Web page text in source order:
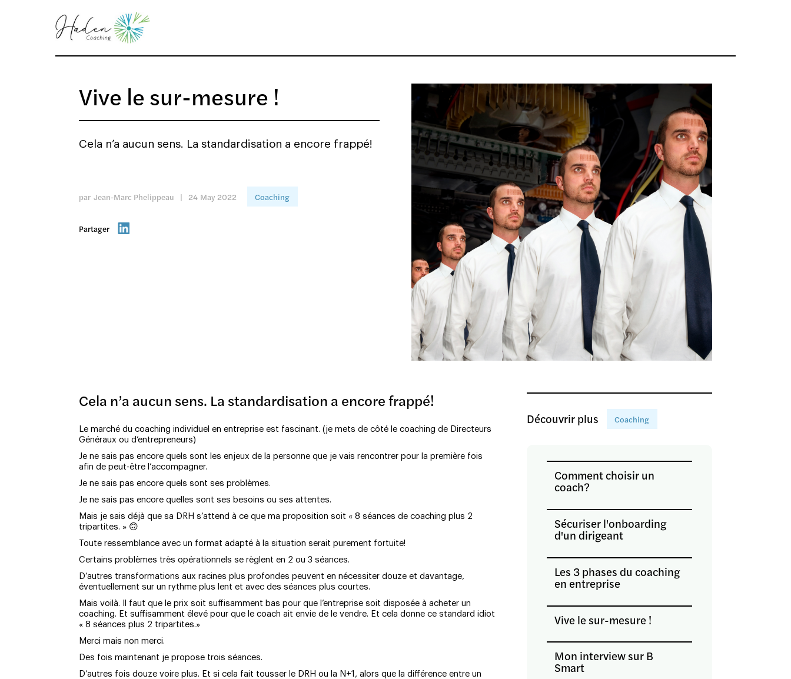
Vive le sur-mesure !
Cela n’a aucun sens. La standardisation a encore frappé!
par Jean-Marc Phelippeau | 24 May 2022 Coaching
Partager
Cela n’a aucun sens. La standardisation a encore frappé!
Le marché du coaching individuel en entreprise est fascinant. (je mets de côté le coaching de Directeurs
Généraux ou d’entrepreneurs)
Je ne sais pas encore quels sont les enjeux de la personne que je vais rencontrer pour la première fois
afin de peut-être l’accompagner.
Je ne sais pas encore quels sont ses problèmes.
Je ne sais pas encore quelles sont ses besoins ou ses attentes.
Mais je sais déjà que sa DRH s’attend à ce que ma proposition soit « 8 séances de coaching plus 2
tripartites. » 🙃
Toute ressemblance avec un format adapté à la situation serait purement fortuite!
Certains problèmes très opérationnels se règlent en 2 ou 3 séances.
D’autres transformations aux racines plus profondes peuvent en nécessiter douze et davantage,
éventuellement sur un rythme plus lent et avec des séances plus courtes.
Mais voilà. Il faut que le prix soit suffisamment bas pour que l’entreprise soit disposée à acheter un
coaching. Et suffisamment élevé pour que le coach ait envie de le vendre. Et cela donne ce standard idiot
« 8 séances plus 2 tripartites.»
Merci mais non merci.
Des fois maintenant je propose trois séances.
D’autres fois douze voire plus. Et si cela fait tousser le DRH ou la N+1, alors que la différence entre un
Découvrir plus Coaching
Comment choisir un
coach?
Sécuriser l'onboarding
d'un dirigeant
Les 3 phases du coaching
en entreprise
Vive le sur-mesure !
Mon interview sur B
Smart